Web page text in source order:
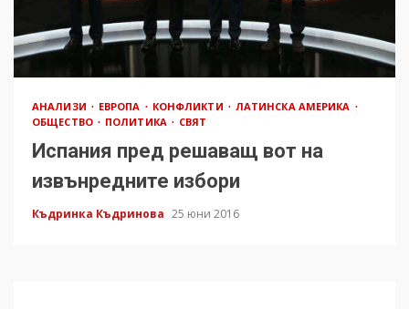
АНАЛИЗИ ЕВРОПА КОНФЛИКТИ
ЛАТИНСКА АМЕРИКА
ОБЩЕСТВО
ПОЛИТИКА СВЯТ
Испания пред решаващ вот на
извънредните избори
Къдринка Къдринова 25 юни 2016